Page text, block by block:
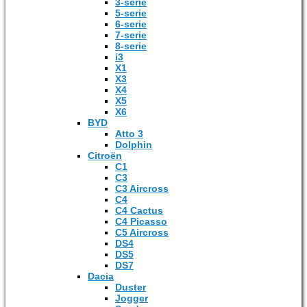
5-serie
6-serie
7-serie
8-serie
i3
X1
X3
X4
X5
X6
BYD
Atto 3
Dolphin
Citroën
C1
C3
C3 Aircross
C4
C4 Cactus
C4 Picasso
C5 Aircross
DS4
DS5
DS7
Dacia
Duster
Jogger